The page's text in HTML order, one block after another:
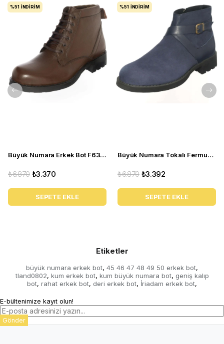
Büyük Numara Erkek Bot F632 Kahve
₺3.370
₺6.870
SEPETE EKLE
%51 İNDIRIM
Büyük Numara Tokalı Fermuarlı Bot CS623 Lacivert
₺3.392
₺6.870
SEPETE EKLE
%51 İNDIRIM
Etiketler
büyük numara erkek bot, 45 46 47 48 49 50 erkek bot,
tland0802, kum erkek bot, kum büyük numara bot, geniş kalıp
bot, rahat erkek bot, deri erkek bot, İriadam erkek bot,
E-bültenimize kayıt olun!
Gönder